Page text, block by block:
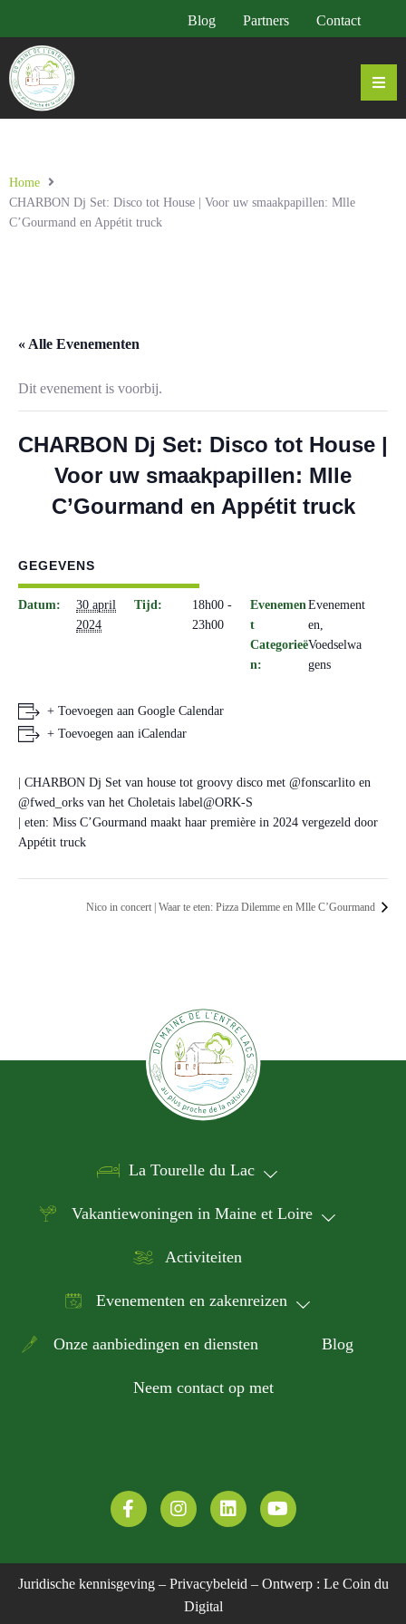
Blog Partners Contact
Home
CHARBON Dj Set: Disco tot House | Voor uw smaakpapillen: Mlle
C’Gourmand en Appétit truck
« Alle Evenementen
Dit evenement is voorbij.
CHARBON Dj Set: Disco tot House |
Voor uw smaakpapillen: Mlle
C’Gourmand en Appétit truck
| CHARBON Dj Set van house tot groovy disco met @fonscarlito en
@fwed_orks van het Choletais label@ORK-S
| eten: Miss C’Gourmand maakt haar première in 2024 vergezeld door
Appétit truck
+ Toevoegen aan Google Calendar
+ Toevoegen aan iCalendar
GEGEVENS
Datum:
30 april
2024
Tijd:
18h00 -
23h00
Evenemen
t
Categorieë
n:
Evenement
en,
Voedselwa
gens
Nico in concert | Waar te eten: Pizza Dilemme en Mlle C’Gourmand
La Tourelle du Lac
Vakantiewoningen in Maine et Loire
Activiteiten
Evenementen en zakenreizen
Onze aanbiedingen en diensten Blog
Neem contact op met
Juridische kennisgeving– Privacybeleid – Ontwerp : Le Coin du
Digital